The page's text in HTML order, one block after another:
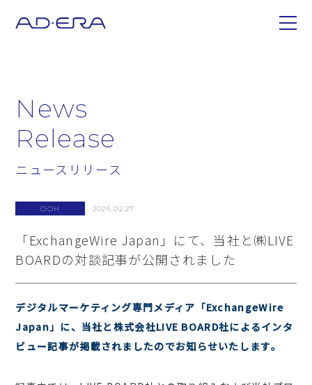
News
Release
ニュースリリース
OOH 2026.02.27
「ExchangeWire Japan」にて、当社と㈱LIVE
BOARDの対談記事が公開されました
デジタルマーケティング専門メディア「ExchangeWire
Japan」に、当社と株式会社LIVE BOARD社によるインタ
ビュー記事が掲載されましたのでお知らせいたします。